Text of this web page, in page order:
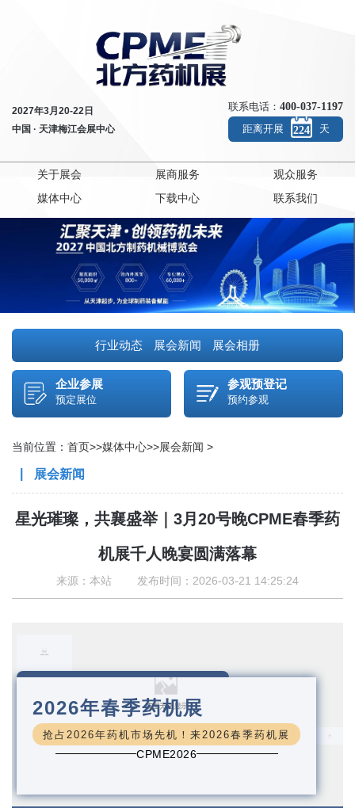
2027年3月20-22日
联系电话：400-
距离开展 224
关于展会 展商服务
观众服务
媒体中心
下载中心 联系我们
行业动态 展会新闻 展会相册
企业参展
预定展位
参观预登记
预约参观
当前位置： 首页>>媒体中心>>展会新闻 >
展会新闻
星光璀璨，共襄盛举｜3月20号晚CPME春季药
机展千人晚宴圆满落幕
来源：本站 发布时间：2026-03-21 14:25:24
2026年春季药机展
抢占2026年药机市场先机！来2026春季药机展
CPME2026